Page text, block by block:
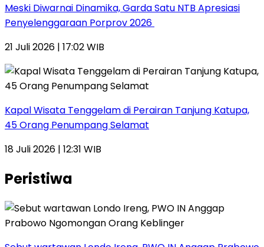
Meski Diwarnai Dinamika, Garda Satu NTB Apresiasi
Penyelenggaraan Porprov 2026 ‎
21 Juli 2026 | 17:02 WIB
Kapal Wisata Tenggelam di Perairan Tanjung Katupa,
45 Orang Penumpang Selamat
18 Juli 2026 | 12:31 WIB
Peristiwa